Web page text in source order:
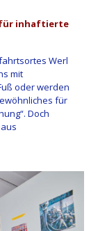
für inhaftierte
Werl
mit
oder werden
für
Doch